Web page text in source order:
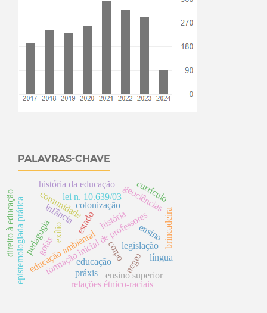
PALAVRAS-CHAVE
infância história
corpo
formação inicial de professores
geociências
educação ambiental
educação
comunidadecolonização
estado
negro
história da educação
goiás
epistemologiada prática ensino superior
lei n. 10.639/03
relações étnico-raciais
legislação
direito à educação pedagogia ensino
currículo
brincadeira
exílio
práxis
língua